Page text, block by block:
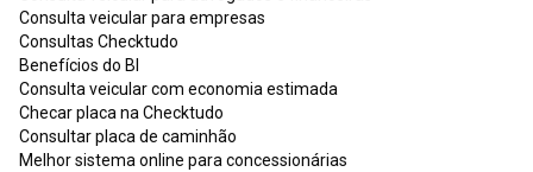
Consulta veicular para empresas
Consultas Checktudo
Benefícios do BI
Consulta veicular com economia estimada
Checar placa na Checktudo
Consultar placa de caminhão
Melhor sistema online para concessionárias